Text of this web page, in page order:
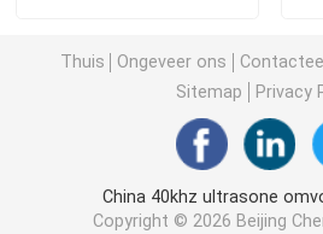
Ultrasone schoonmaak
Ultrasone Celverbreker
Ultrasone Reactor
Thuis Ongeveer ons
Sitemap
Privacy
China 40khz ultrasone
Copyright © 2026 Beijing